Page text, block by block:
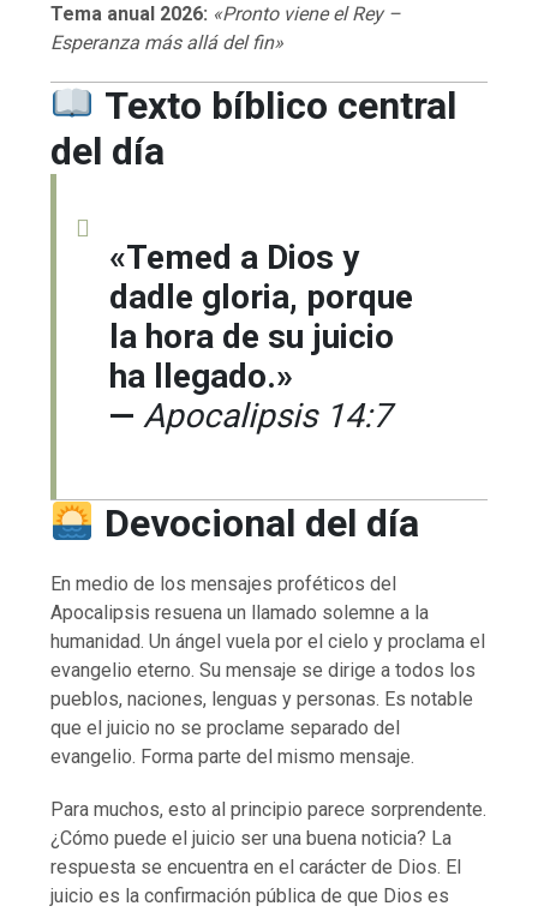
Tema anual 2026: «Pronto viene el Rey –
Esperanza más allá del fin»
Texto bíblico central
del día
«Temed a Dios y
dadle gloria, porque
la hora de su juicio
ha llegado.»
—Apocalipsis 14:7
Devocional del día
En medio de los mensajes proféticos del
Apocalipsis resuena un llamado solemne a la
humanidad. Un ángel vuela por el cielo y proclama el
evangelio eterno. Su mensaje se dirige a todos los
pueblos, naciones, lenguas y personas. Es notable
que el juicio no se proclame separado del
evangelio. Forma parte del mismo mensaje.
Para muchos, esto al principio parece sorprendente.
¿Cómo puede el juicio ser una buena noticia? La
respuesta se encuentra en el carácter de Dios. El
juicio es la confirmación pública de que Dios es